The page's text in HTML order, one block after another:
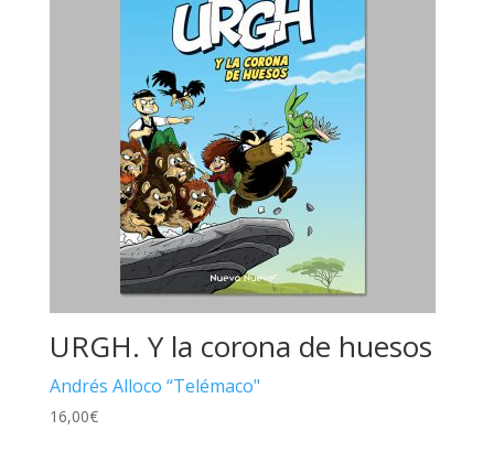
URGH. Y la corona de huesos
Andrés Alloco “Telémaco"
16,00€